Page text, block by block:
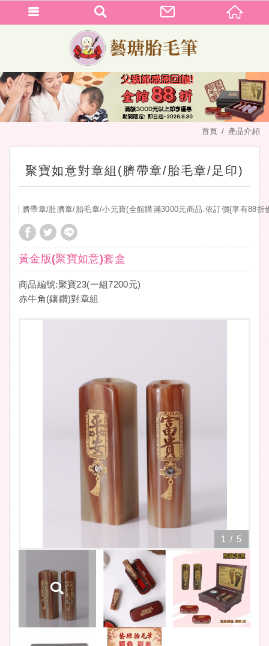
首頁 產品介紹
聚寶如意對章組(臍帶章/胎毛章/足印)
臍帶章/肚臍章/胎毛章/小元寶(全館購滿3000元商品.依訂價{享有88折
黃金版(聚寶如意)套盒
商品編號:聚寶23(一組7200元)
赤牛角(鑲鑽)對章組
1 / 5